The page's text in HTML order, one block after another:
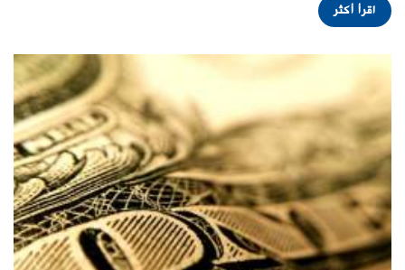
اقرأ أكثر